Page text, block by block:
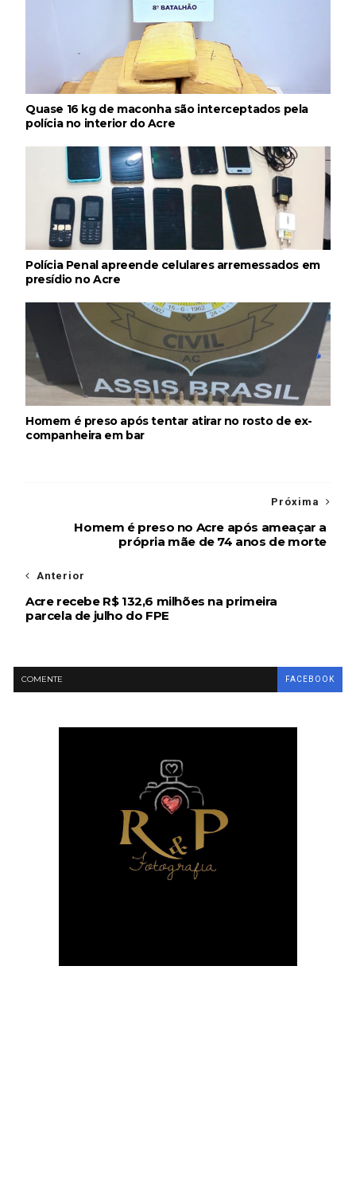
Quase 16 kg de maconha são interceptados pela
polícia no interior do Acre
Polícia Penal apreende celulares arremessados em
presídio no Acre
Homem é preso após tentar atirar no rosto de ex-
companheira em bar
Próxima
Homem é preso no Acre após ameaçar a
própria mãe de 74 anos de morte
Anterior
Acre recebe R$ 132,6 milhões na primeira
parcela de julho do FPE
COMENTE FACEBOOK